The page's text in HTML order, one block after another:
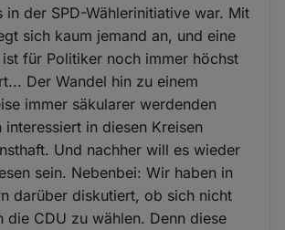
in der SPD-Wählerinitiative war. Mit
sich kaum jemand an, und eine
ist für Politiker noch immer höchst
Der Wandel hin zu einem
immer säkularer werdenden
interessiert in diesen Kreisen
Und nachher will es wieder
sein. Nebenbei: Wir haben in
darüber diskutiert, ob sich nicht
die CDU zu wählen. Denn diese